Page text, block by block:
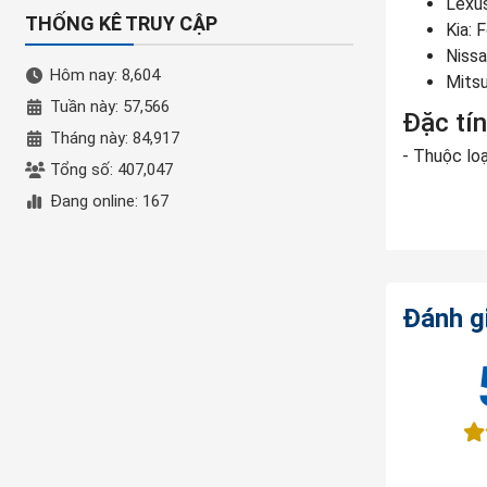
THỐNG KÊ TRUY CẬP
Hôm nay: 8,604
Tuần này: 57,566
Tháng này: 84,917
Tổng số: 407,047
Đang online: 167
Kia:
Đặc
- Thuộc
- Sử
- Khác với
mức độ
- Tuổi
- Tính
Đánh